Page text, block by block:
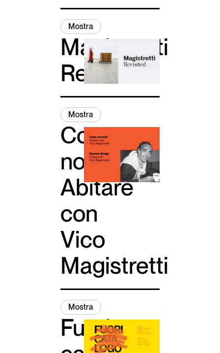
Mostra
Magistretti
Revisited
Mostra
Cose
normali.
Abitare
con
Vico
Magistretti
Mostra
Fuori